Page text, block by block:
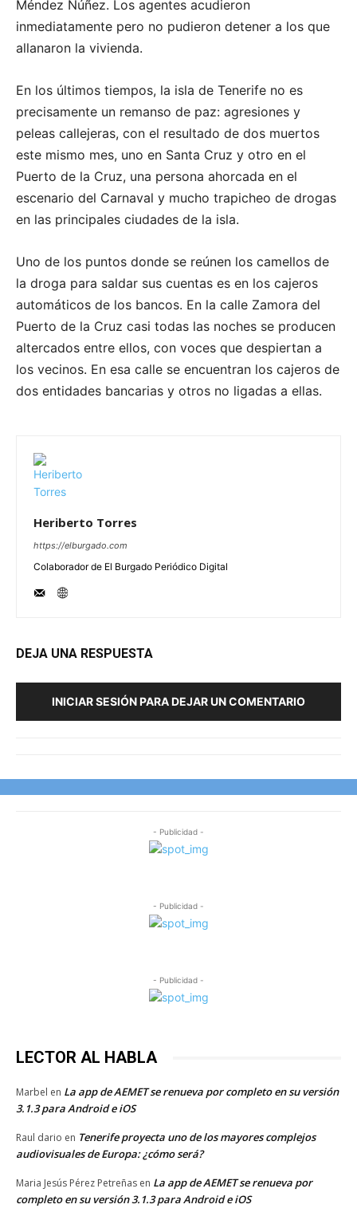
Méndez Núñez. Los agentes acudieron
inmediatamente pero no pudieron detener a los que
allanaron la vivienda.
En los últimos tiempos, la isla de Tenerife no es
precisamente un remanso de paz: agresiones y
peleas callejeras, con el resultado de dos muertos
este mismo mes, uno en Santa Cruz y otro en el
Puerto de la Cruz, una persona ahorcada en el
escenario del Carnaval y mucho trapicheo de drogas
en las principales ciudades de la isla.
Uno de los puntos donde se reúnen los camellos de
la droga para saldar sus cuentas es en los cajeros
automáticos de los bancos. En la calle Zamora del
Puerto de la Cruz casi todas las noches se producen
altercados entre ellos, con voces que despiertan a
los vecinos. En esa calle se encuentran los cajeros de
dos entidades bancarias y otros no ligadas a ellas.
Heriberto Torres
https://elburgado.com
Colaborador de El Burgado Periódico Digital
DEJA UNA RESPUESTA
INICIAR SESIÓN PARA DEJAR UN COMENTARIO
- Publicidad -
- Publicidad -
- Publicidad -
LECTOR AL HABLA
Marbel en La app de AEMET se renueva por completo en su versión
3.1.3 para Android e iOS
Raul dario en Tenerife proyecta uno de los mayores complejos
audiovisuales de Europa: ¿cómo será?
Maria Jesús Pérez Petreñas en La app de AEMET se renueva por
completo en su versión 3.1.3 para Android e iOS